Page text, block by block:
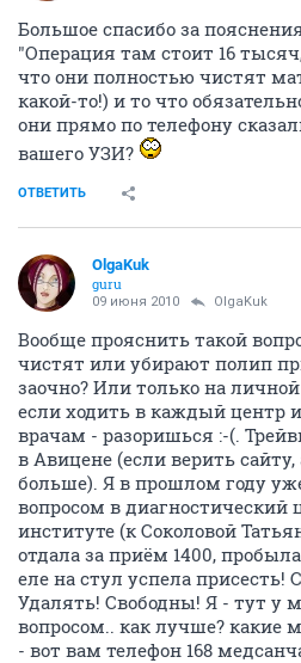
Большое спасибо за
"Операция там стоит 16
что они полностью чистят
какой-то!) и то что
они прямо по телефону
вашего УЗИ?
ОТВЕТИТЬ
OlgaKuk
guru
09 июня 2010 OlgaKuk
Вообще прояснить такой
чистят или убирают полип
заочно? Или только на
если ходить в каждый центр
врачам - разоришься :-(.
в Авицене (если верить
больше). Я в прошлом году
вопросом в диагностический
институте (к Соколовой
отдала за приём 1400,
еле на стул успела присесть!
Удалять! Свободны! Я - тут у
вопросом.. как лучше? какие
- вот вам телефон 168